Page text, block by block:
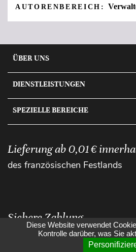
AUTORENBEREICH:
ÜBER UNS
DIENSTLEISTUNGEN
SPEZIELLE BEREICHE
Lieferung ab 0,01 €
des französischen Festlands
Sichere Zahlung
Diese Website verwendet
Kontrolle darüber, was Sie